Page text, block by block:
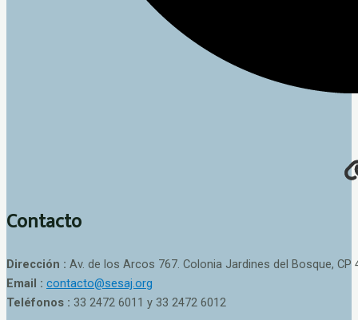
Contacto
Dirección : Av. de los Arcos 767. Colonia Jardines del Bosque, CP
Email : contacto@sesaj.org
Teléfonos : 33 2472 6011 y 33 2472 6012